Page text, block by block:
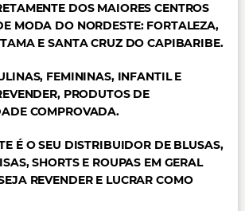
DOS MAIORES CENTROS
MODA DO NORDESTE: FORTALEZA,
E SANTA CRUZ DO CAPIBARIBE.
FEMININAS, INFANTIL E
PRODUTOS DE
COMPROVADA.
É O SEU DISTRIBUIDOR DE BLUSAS,
SHORTS E ROUPAS EM GERAL
REVENDER E LUCRAR COMO